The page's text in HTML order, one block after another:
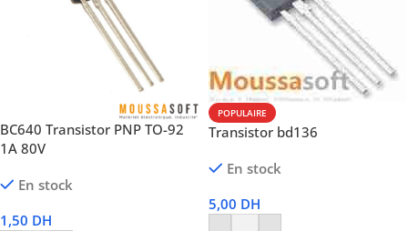
BC640 Transistor PNP TO-92
1A 80V
En stock
1,50 DH
POPULAIRE
Transistor bd136
En stock
5,00 DH